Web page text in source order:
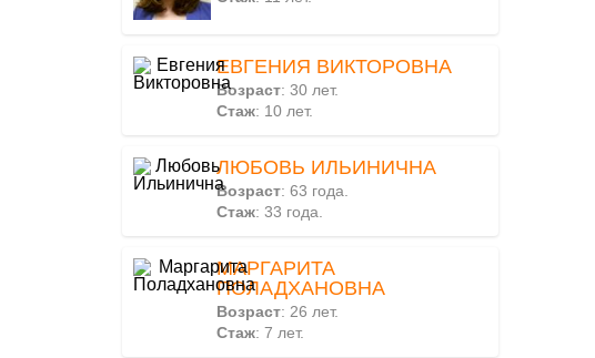
ЕВГЕНИЯ ВИКТОРОВНА
Возраст: 30 лет.
Стаж: 10 лет.
ЛЮБОВЬ ИЛЬИНИЧНА
Возраст: 63 года.
Стаж: 33 года.
МАРГАРИТА
ПОЛАДХАНОВНА
Возраст: 26 лет.
Стаж: 7 лет.